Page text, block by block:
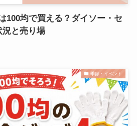
100均で買える？ダイソー・セ
況と売り場
季節・イベント